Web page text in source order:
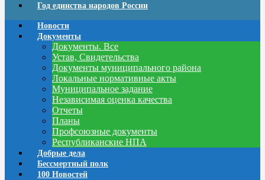
Год единства народов России
Новости
Документы
Документы. Все
Устав, Свидетельства
Документы муниципального района
Локальные нормативные акты
Муниципальное задание
Независимая оценка качества
Отчеты
Планы
Профсоюзные документы
Республиканские НПА
Добрые дела
Бессмертный полк
100 Новостей